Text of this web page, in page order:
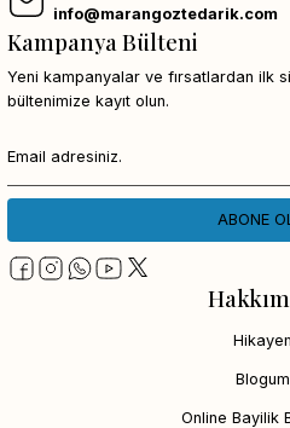
info@marangoztedarik.com
Online Bayilik
Kampanya Bülteni
Yeni kampanyalar ve fırsatlardan ilk
bültenimize kayıt olun.
ABONE OL